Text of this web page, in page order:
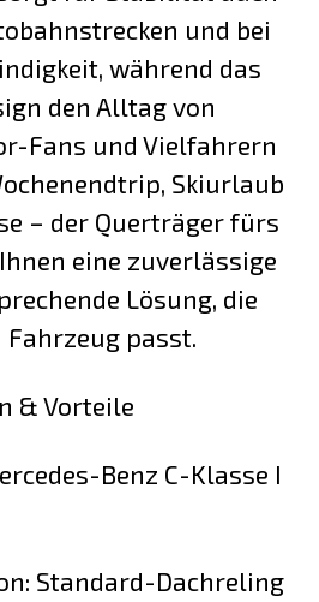
und bei
während das
den Alltag von
Fans und Vielfahrern
Skiurlaub
– der Querträger fürs
eine zuverlässige
Lösung, die
passt.
& Vorteile
Benz C-Klasse I
Standard-Dachreling